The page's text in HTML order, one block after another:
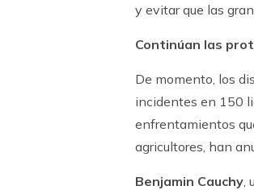
y evitar que las
Continúan las
De momento, los
incidentes en 150
enfrentamientos
agricultores, han
Benjamin Cauchy